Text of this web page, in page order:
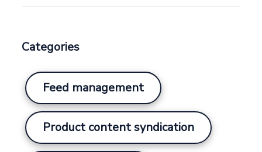
Categories
Feed management
Product content syndication